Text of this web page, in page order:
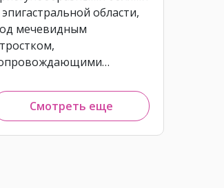
области,
мечевидным
Смотреть еще